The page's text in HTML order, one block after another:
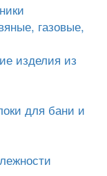
газовые,
изделия из
для бани и